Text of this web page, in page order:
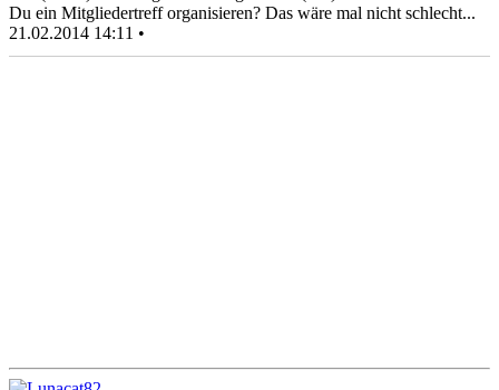
Du ein Mitgliedertreff organisieren? Das wäre mal nicht schlecht...
21.02.2014 14:11 •